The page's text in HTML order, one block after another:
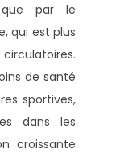
que par le
qui est plus
de santé
sportives,
dans les
croissante